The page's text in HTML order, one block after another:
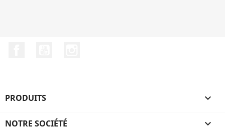
PRODUITS 
NOTRE SOCIÉTÉ 